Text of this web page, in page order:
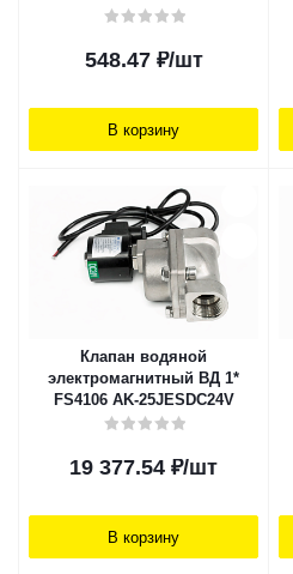
548.47₽/шт
В корзину
Клапан водяной
электромагнитный ВД 1*
FS4106 AK-25JESDC24V
19 377.54 ₽/шт
В корзину